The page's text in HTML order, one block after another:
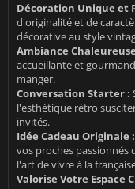
Décoration Unique et
d'originalité et de
décorative au style
Ambiance
accueillante et
manger.
Conversation Starter :
l'esthétique rétro
invités.
Idée Cadeau Originale :
vos proches passionnés
l'art de vivre à la
Valorise Votre Espace